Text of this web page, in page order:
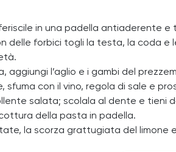
in una padella antiaderente
delle forbici togli la testa, la coda
aggiungi l’aglio e i gambi del
con il vino, regola di sale e
salata; scolala al dente e tieni
della pasta in padella.
la scorza grattugiata del limone